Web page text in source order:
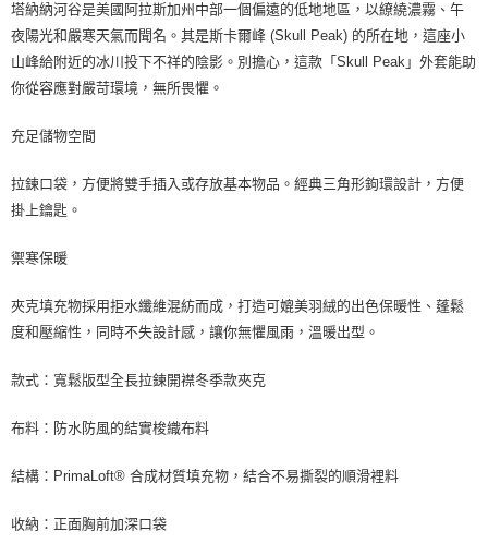
塔納納河谷是美國阿拉斯加州中部一個偏遠的低地地區，以繚繞濃霧、午
夜陽光和嚴寒天氣而聞名。其是斯卡爾峰 (Skull Peak) 的所在地，這座小
山峰給附近的冰川投下不祥的陰影。別擔心，這款「Skull Peak」外套能助
你從容應對嚴苛環境，無所畏懼。
充足儲物空間
拉鍊口袋，方便將雙手插入或存放基本物品。經典三角形鉤環設計，方便
掛上鑰匙。
禦寒保暖
夾克填充物採用拒水纖維混紡而成，打造可媲美羽絨的出色保暖性、蓬鬆
度和壓縮性，同時不失設計感，讓你無懼風雨，溫暖出型。
款式：寬鬆版型全長拉鍊開襟冬季款夾克
布料：防水防風的結實梭織布料
結構：PrimaLoft® 合成材質填充物，結合不易撕裂的順滑裡料
收納：正面胸前加深口袋